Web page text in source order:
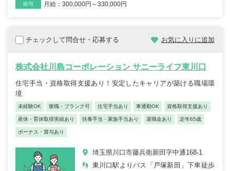
給与 月給：300,000円～330,000円
チェックして問合せ・応募する お気に入りに追加
株式会社川島コーポレーション サニーライフ東川口
住宅手当・資格取得支援あり！安定したキャリアが築ける職場環
境
未経験OK 復職・ブランク可 住宅手当あり 車通勤OK 資格取得支援あり
産休・育休取得実績あり 扶養手当・家族手当あり 退職金あり 定年65歳
ボーナス・賞与あり
埼玉県川口市藤兵衛新田字中通168-1
東川口駅よりバス「戸塚新田」下車徒歩